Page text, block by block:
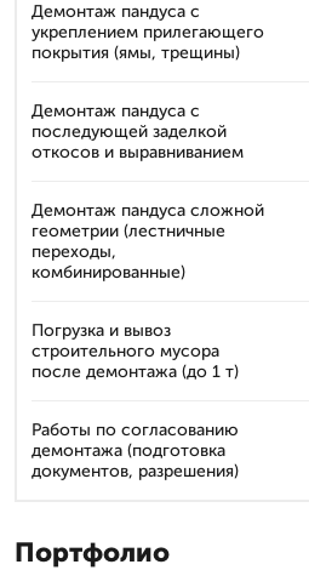
Демонтаж пандуса с
укреплением прилегающего
покрытия (ямы, трещины)
Демонтаж пандуса с
последующей заделкой
откосов и выравниванием
Демонтаж пандуса сложной
геометрии (лестничные
переходы,
комбинированные)
Погрузка и вывоз
строительного мусора
после демонтажа (до 1 т)
Работы по согласованию
демонтажа (подготовка
документов, разрешения)
Портфолио